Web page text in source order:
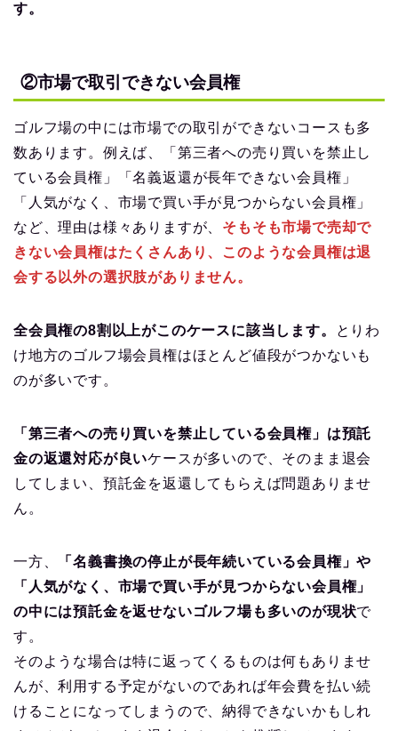
す。
②市場で取引できない会員権
ゴルフ場の中には市場での取引ができないコースも多
数あります。例えば、「第三者への売り買いを禁止し
ている会員権」「名義返還が長年できない会員権」
「人気がなく、市場で買い手が見つからない会員権」
など、理由は様々ありますが、 そもそも市場で売却で
きない会員権はたくさんあり、このような会員権は退
会する以外の選択肢がありません。
全会員権の8割以上がこのケースに該当します。
とりわ
け地方のゴルフ場会員権はほとんど値段がつかないも
のが多いです。
「第三者への売り買いを禁止している会員権」は預託
金の返還対応が良いケースが多いので、そのまま退会
してしまい、預託金を返還してもらえば問題ありませ
ん。
一方、
「名義書換の停止が長年続いている会員権」や
「人気がなく、市場で買い手が見つからない会員権」
の中には預託金を返せないゴルフ場も多いのが現状で
す。
そのような場合は特に返ってくるものは何もありませ
んが、利用する予定がないのであれば年会費を払い続
けることになってしまうので、納得できないかもしれ